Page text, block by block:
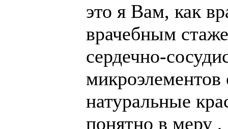
это я Вам, как
врачебным
сердечно-
натуральные
понятно в меру